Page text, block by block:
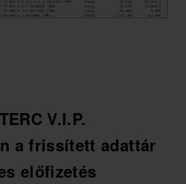
V.I.P.
a frissített adattár
előfizetés